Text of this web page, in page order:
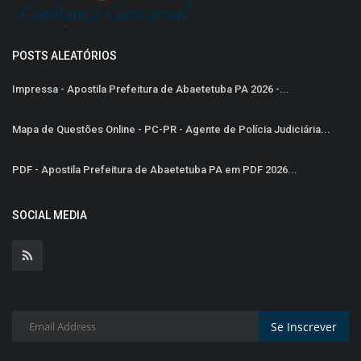
POSTS ALEATÓRIOS
Impressa - Apostila Prefeitura de Abaetetuba PA 2026 -...
Mapa de Questões Online - PC-PR - Agente de Polícia Judiciária...
PDF - Apostila Prefeitura de Abaetetuba PA em PDF 2026...
SOCIAL MEDIA
Se Inscrever